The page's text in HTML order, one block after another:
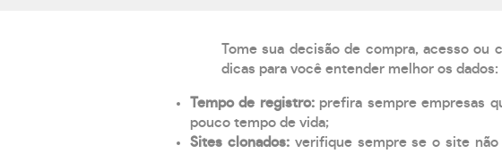
Tome sua decisão de compra, acesso ou
dicas para você entender melhor os dados:
Tempo de registro: prefira sempre empresas
pouco tempo de vida;
Sites clonados: verifique sempre se o site